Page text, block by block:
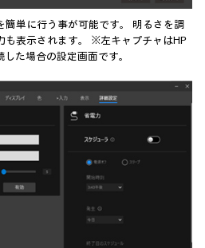
簡単に行う事が可能です。 明るさを調
も表示されます。 ※左キャプチャはHP
た場合の設定画面です。